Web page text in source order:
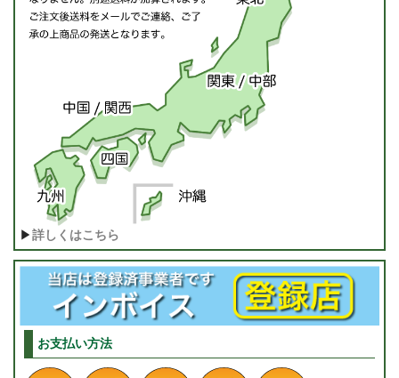
▶詳しくはこちら
お支払い方法